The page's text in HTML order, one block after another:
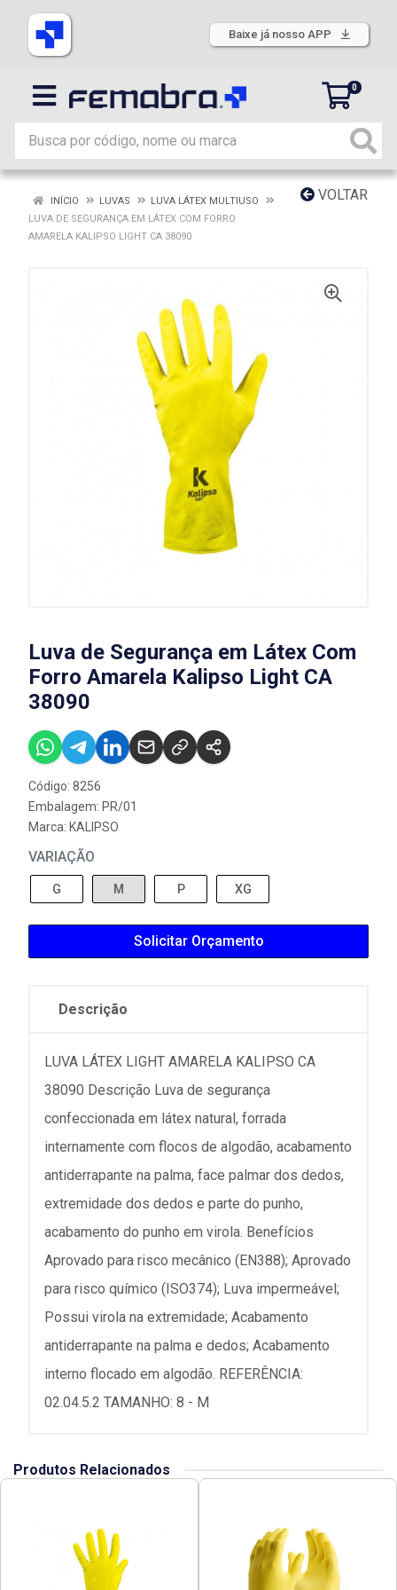
Baixe já nosso APP
0
VOLTAR
INÍCIO LUVAS
LUVA LÁTEX MULTIUSO
LUVA DE SEGURANÇA EM LÁTEX COM FORRO
AMARELA KALIPSO LIGHT CA 38090
Luva de Segurança em Látex Com
Forro Amarela Kalipso Light CA
38090
Código: 8256
Embalagem: PR/01
Marca: KALIPSO
VARIAÇÃO
G M P XG
Solicitar Orçamento
Descrição
LUVA LÁTEX LIGHT AMARELA KALIPSO CA
38090 Descrição Luva de segurança
confeccionada em látex natural, forrada
internamente com flocos de algodão, acabamento
antiderrapante na palma, face palmar dos dedos,
extremidade dos dedos e parte do punho,
acabamento do punho em virola. Benefícios
Aprovado para risco mecânico (EN388); Aprovado
para risco químico (ISO374); Luva impermeável;
Possui virola na extremidade; Acabamento
antiderrapante na palma e dedos; Acabamento
interno flocado em algodão. REFERÊNCIA:
02.04.5.2 TAMANHO: 8 - M
Produtos Relacionados